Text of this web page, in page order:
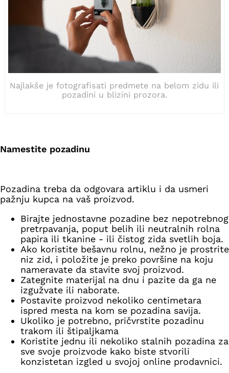
Najlakše je fotografisati predmete na belom zidu ili
pozadini u blizini prozora.
Namestite pozadinu
Pozadina treba da odgovara artiklu i da usmeri
pažnju kupca na vaš proizvod.
Birajte jednostavne pozadine bez nepotrebnog
pretrpavanja, poput belih ili neutralnih rolna
papira ili tkanine - ili čistog zida svetlih boja.
Ako koristite bešavnu rolnu, nežno je prostrite
niz zid, i položite je preko površine na koju
nameravate da stavite svoj proizvod.
Zategnite materijal na dnu i pazite da ga ne
izgužvate ili naborate.
Postavite proizvod nekoliko centimetara
ispred mesta na kom se pozadina savija.
Ukoliko je potrebno, pričvrstite pozadinu
trakom ili štipaljkama
Koristite jednu ili nekoliko stalnih pozadina za
sve svoje proizvode kako biste stvorili
konzistetan izgled u svojoj online prodavnici.